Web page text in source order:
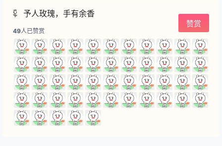
予人玫瑰，手有余香
赞赏
49人已赞赏